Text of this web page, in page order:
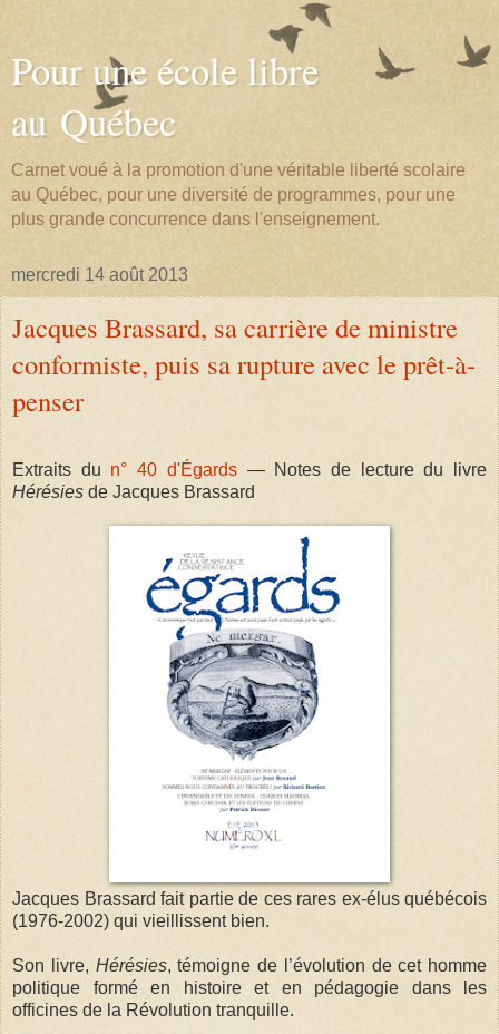
Pour une école libre
au Québec
Carnet voué à la promotion d'une véritable liberté scolaire
au Québec, pour une diversité de programmes, pour une
plus grande concurrence dans l'enseignement.
mercredi 14 août 2013
Jacques Brassard, sa carrière de ministre
conformiste, puis sa rupture avec le prêt-à-
penser
Extraits du n° 40 d'Égards— Notes de lecture du livre
Hérésies de Jacques Brassard
Jacques Brassard fait partie de ces rares ex-élus québécois
(1976-2002) qui vieillissent bien.
Son livre, Hérésies, témoigne de l’évolution de cet homme
politique formé en histoire et en pédagogie dans les
officines de la Révolution tranquille.